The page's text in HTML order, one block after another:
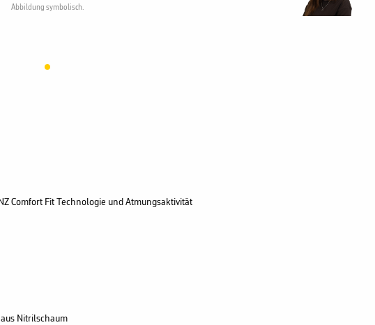
Abbildung symbolisch.
Comfort Fit Technologie und Atmungsaktivität
Nitrilschaum